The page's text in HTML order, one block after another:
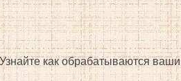
как обрабатываются ваши